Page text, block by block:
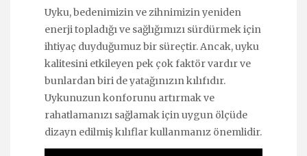
Uyku, bedenimizin ve zihnimizin yeniden
enerji topladığı ve sağlığımızı sürdürmek için
ihtiyaç duyduğumuz bir süreçtir. Ancak, uyku
kalitesini etkileyen pek çok faktör vardır ve
bunlardan biri de yatağınızın kılıfıdır.
Uykunuzun konforunu artırmak ve
rahatlamanızı sağlamak için uygun ölçüde
dizayn edilmiş kılıflar kullanmanız önemlidir.